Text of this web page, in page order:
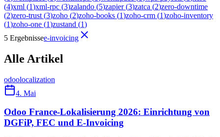
(4)xml (1)xml-rpc (3)zalando (5)zapier(3)zatca (2)zero-downtime
(2)zero-trust (3)zoho (2)zoho-books (1)zoho-crm (1)zoho-inventory
(1)zoho-one (1)zustand (1)
5 Ergebnissee-invoicing
Alle Artikel
odoolocalization
4. Mai
Odoo France-Lokalisierung 2026: Einrichtung von
DGFiP, FEC und E-Invoicing